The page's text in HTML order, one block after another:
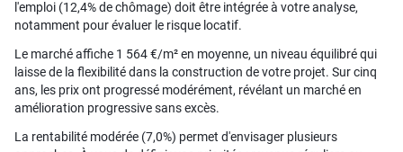
l'emploi (12,4% de chômage) doit être intégrée à votre analyse,
notamment pour évaluer le risque locatif.
Le marché affiche 1 564 €/m² en moyenne, un niveau équilibré qui
laisse de la flexibilité dans la construction de votre projet. Sur cinq
ans, les prix ont progressé modérément, révélant un marché en
amélioration progressive sans excès.
La rentabilité modérée (7,0%) permet d'envisager plusieurs